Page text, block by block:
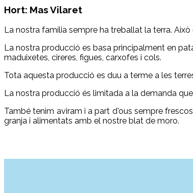
Hort: Mas Vilaret
La nostra família sempre ha treballat la terra.
La nostra producció es basa principalment en
maduixetes, cireres, figues, carxofes i cols.
Tota aquesta producció es duu a terme a les
La nostra producció és limitada a la demanda
També tenim aviram i a part d'ous sempre
granja i alimentats amb el nostre blat de moro.